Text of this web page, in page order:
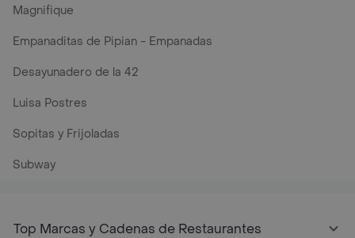
Magnifique
Empanaditas de Pipian - Empanadas
Desayunadero de la 42
Luisa Postres
Sopitas y Frijoladas
Subway
Top Marcas y Cadenas de Restaurantes